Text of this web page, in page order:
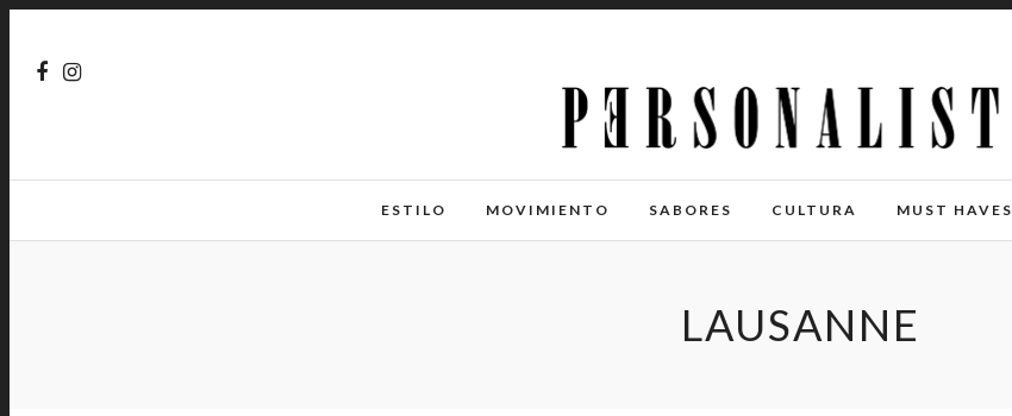
ESTILO MOVIMIENTO SABORES CULTURA MUST HAVES
LAUSANNE